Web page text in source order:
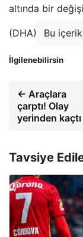
altında bir
(DHA) Bu
İlgilenebilirsin
← Araçlara
çarptı! Olay
yerinden kaçtı
Tavsiye